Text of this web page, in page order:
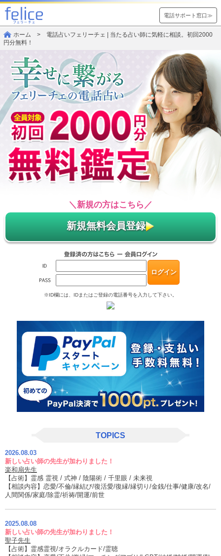
電話サポート窓口≫
ホーム > 電話占いフェリーチェ | 当たる占い師に気軽に相談。初回2000
円分無料！
＼新規の方はこちら／
新規無料会員登録
※ID欄には、IDまたはご登録の電話番号を入力して下さい。
TOPICS
2026.08.03
新しい占い師の先生が加わりました！
楽和扇先生
【占術】霊感 霊視 / 式神 / 陰陽術 / 千里眼 / 未来視
【相談内容】恋愛/不倫/縁結び/復活愛/復縁/縁切り/金銭/仕事/健康/改名/
人間関係/家庭/除霊/祈祷/開運/前世
2025.08.08
新しい占い師の先生が加わりました！
聖子先生
【占術】霊感霊視/オラクルカード/霊聴